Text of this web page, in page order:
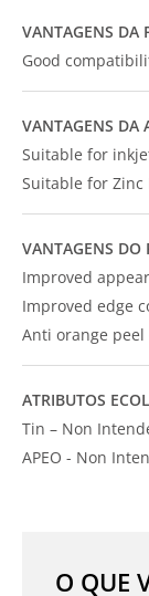
VANTAGENS DA
Good
VANTAGENS DA
Suitable for
Suitable for Zinc
VANTAGENS DO
Improved
Improved edge
Anti orange peel
ATRIBUTOS
Tin – Non
APEO - Non
O QUE